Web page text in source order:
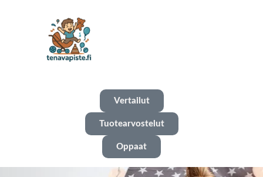
Vertailut
Tuotearvostelut
Oppaat